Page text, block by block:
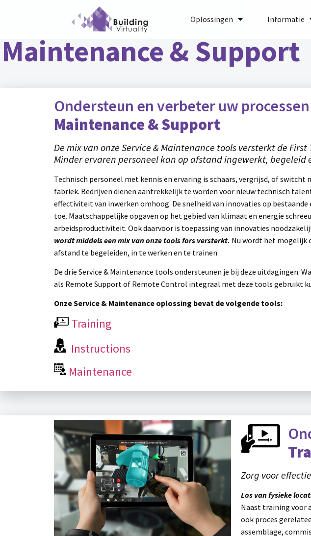
Oplossingen Informatie
Maintenance & Support
Ondersteun en verbeter uw
Maintenance & Support
De mix van onze Service & Maintenance tools versterkt de
Minder ervaren personeel kan op afstand ingewerkt, begeleid
Technisch personeel met kennis en ervaring is schaars, vergrijsd, of switcht
fabriek. Bedrijven dienen aantrekkelijk te worden voor nieuw technisch
effectiviteit van inwerken omhoog. De snelheid van innovaties op
toe. Maatschappelijke opgaven op het gebied van klimaat en energie
arbeidsproductiviteit. Ook daarvoor is toepassing van innovaties
wordt middels een mix van onze tools fors versterkt. Nu wordt het mogelijk
afstand te begeleiden, in te werken en te trainen.
De drie Service & Maintenance tools ondersteunen je bij deze uitdagingen.
als Remote Support of Remote Control integraal met deze tools gebruikt
Onze Service & Maintenance oplossing bevat de volgende tools:
Training
Instructions
Maintenance
Zorg voor
Los van fysieke
Naast training voor
ook proces
assemblage,